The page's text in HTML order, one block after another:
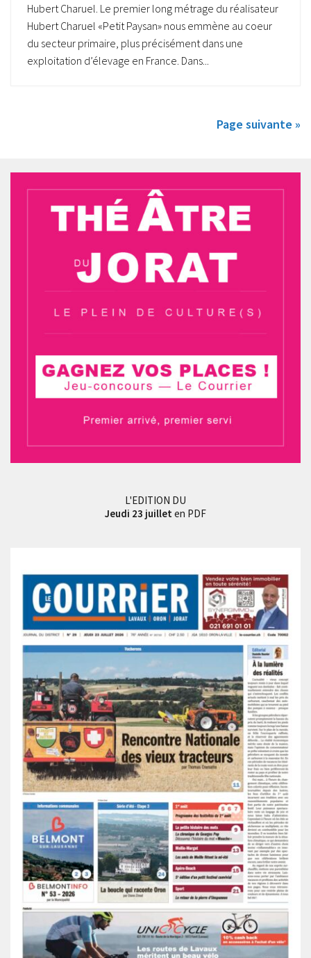
Hubert Charuel. Le premier long métrage du réalisateur
Hubert Charuel «Petit Paysan» nous emmène au coeur
du secteur primaire, plus précisément dans une
exploitation d’élevage en France. Dans...
Page suivante »
L'EDITION DU
Jeudi 23 juillet en PDF